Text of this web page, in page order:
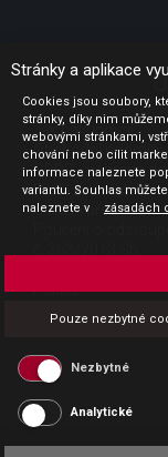
Jak nakupovat
Obchodní
GDPR - ochrana
Profil zadavatele
Sdělení před
Platba
Povinná publicita
Stránky a aplikace
Cookies jsou soubory,
stránky, díky nim
webovými stránkami,
chování nebo cílit
informace naleznete
variantu. Souhlas
naleznete v
zásadách
Pouze nezbytné
Nezbytné
Analytické